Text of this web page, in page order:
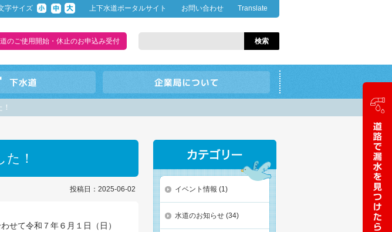
字サイズ 上下水道ポータルサイト お問い合わせ Translate
のご使用開始・休止のお申込み受付
！
投稿日：2025-06-02
せて令和７年６月１日（日）
イベント情報 (1)
水道のお知らせ(34)